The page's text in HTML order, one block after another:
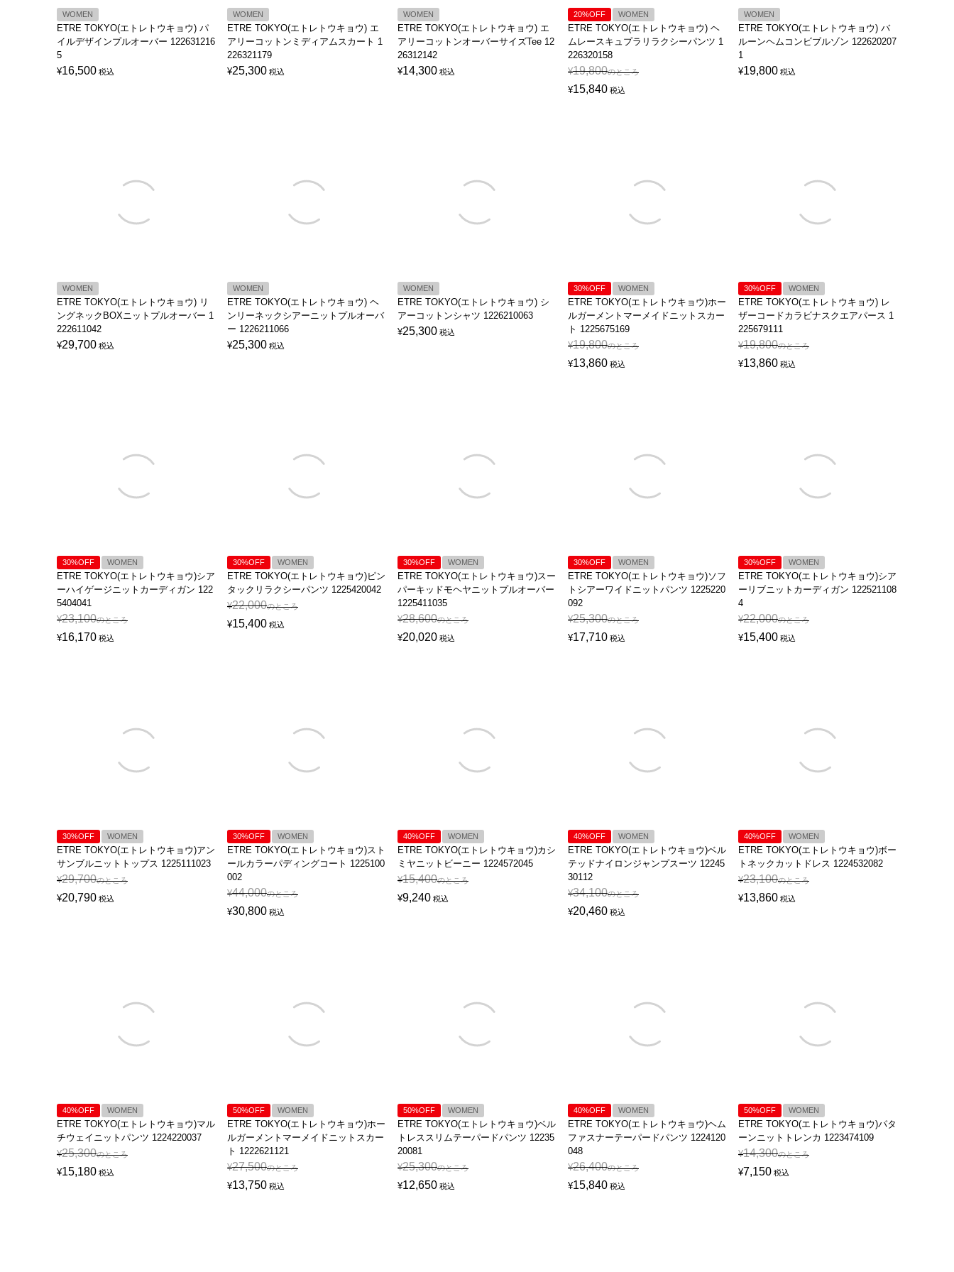
WOMEN
ETRE TOKYO(エトレトウキョウ) パ
イルデザインプルオーバー 122631216
5
¥16,500 税込
WOMEN
ETRE TOKYO(エトレトウキョウ) エ
アリーコットンミディアムスカート 1
226321179
¥25,300 税込
WOMEN
ETRE TOKYO(エトレトウキョウ) エ
アリーコットンオーバーサイズTee 12
26312142
¥14,300 税込
20%OFF WOMEN
ETRE TOKYO(エトレトウキョウ) ヘ
ムレースキュプラリラクシーパンツ 1
226320158
¥19,800のところ
¥15,840 税込
WOMEN
ETRE TOKYO(エトレトウキョウ) バ
ルーンヘムコンビブルゾン 122620207
1
¥19,800 税込
WOMEN
ETRE TOKYO(エトレトウキョウ) リ
ングネックBOXニットプルオーバー 1
222611042
¥29,700 税込
WOMEN
ETRE TOKYO(エトレトウキョウ) ヘ
ンリーネックシアーニットプルオーバ
ー 1226211066
¥25,300 税込
WOMEN
ETRE TOKYO(エトレトウキョウ) シ
アーコットンシャツ 1226210063
¥25,300 税込
30%OFF WOMEN
ETRE TOKYO(エトレトウキョウ)ホー
ルガーメントマーメイドニットスカー
ト 1225675169
¥19,800のところ
¥13,860 税込
30%OFF WOMEN
ETRE TOKYO(エトレトウキョウ) レ
ザーコードカラビナスクエアパース 1
225679111
¥19,800のところ
¥13,860 税込
30%OFF WOMEN
ETRE TOKYO(エトレトウキョウ)シア
ーハイゲージニットカーディガン 122
5404041
¥23,100のところ
¥16,170 税込
30%OFF WOMEN
ETRE TOKYO(エトレトウキョウ)ピン
タックリラクシーパンツ 1225420042
¥22,000のところ
¥15,400 税込
30%OFF WOMEN
ETRE TOKYO(エトレトウキョウ)スー
パーキッドモヘヤニットプルオーバー
1225411035
¥28,600のところ
¥20,020 税込
30%OFF WOMEN
ETRE TOKYO(エトレトウキョウ)ソフ
トシアーワイドニットパンツ 1225220
092
¥25,300のところ
¥17,710 税込
30%OFF WOMEN
ETRE TOKYO(エトレトウキョウ)シア
ーリブニットカーディガン 122521108
4
¥22,000のところ
¥15,400 税込
30%OFF WOMEN
ETRE TOKYO(エトレトウキョウ)アン
サンブルニットトップス 1225111023
¥29,700のところ
¥20,790 税込
30%OFF WOMEN
ETRE TOKYO(エトレトウキョウ)スト
ールカラーパディングコート 1225100
002
¥44,000のところ
¥30,800 税込
40%OFF WOMEN
ETRE TOKYO(エトレトウキョウ)カシ
ミヤニットビーニー 1224572045
¥15,400のところ
¥9,240 税込
40%OFF WOMEN
ETRE TOKYO(エトレトウキョウ)ベル
テッドナイロンジャンプスーツ 12245
30112
¥34,100のところ
¥20,460 税込
40%OFF WOMEN
ETRE TOKYO(エトレトウキョウ)ボー
トネックカットドレス 1224532082
¥23,100のところ
¥13,860 税込
40%OFF WOMEN
ETRE TOKYO(エトレトウキョウ)マル
チウェイニットパンツ 1224220037
¥25,300のところ
¥15,180 税込
50%OFF WOMEN
ETRE TOKYO(エトレトウキョウ)ホー
ルガーメントマーメイドニットスカー
ト 1222621121
¥27,500のところ
¥13,750 税込
50%OFF WOMEN
ETRE TOKYO(エトレトウキョウ)ベル
トレススリムテーパードパンツ 12235
20081
¥25,300のところ
¥12,650 税込
40%OFF WOMEN
ETRE TOKYO(エトレトウキョウ)ヘム
ファスナーテーパードパンツ 1224120
048
¥26,400のところ
¥15,840 税込
50%OFF WOMEN
ETRE TOKYO(エトレトウキョウ)パタ
ーンニットトレンカ 1223474109
¥14,300のところ
¥7,150 税込